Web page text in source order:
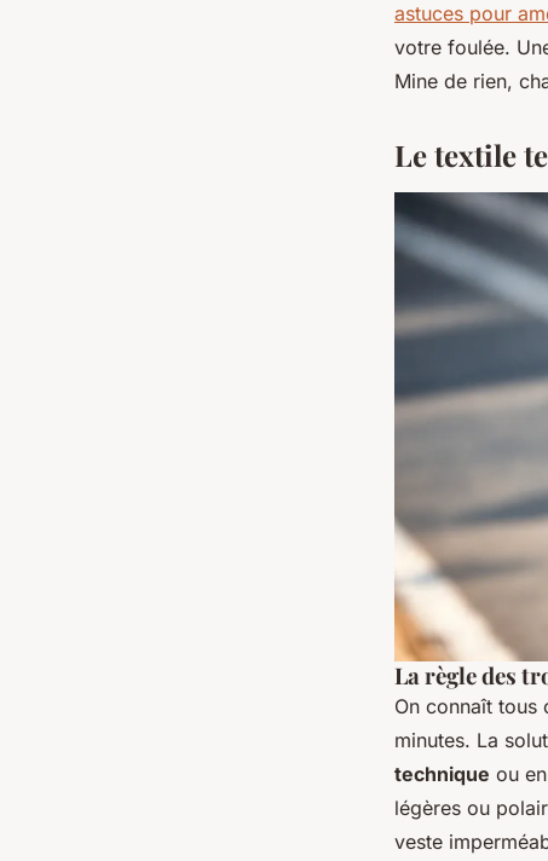
astuces pour
votre foulée.
Mine de rien,
Le textile
La règle des
On connaît
minutes. La
technique ou
légères ou
veste